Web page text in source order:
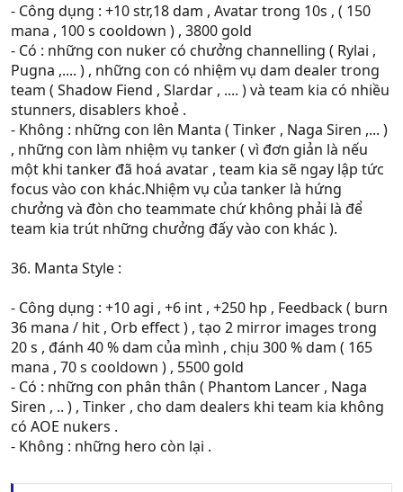
- Công dụng : +10 str,18 dam , Avatar trong 10s , ( 150
mana , 100 s cooldown ) , 3800 gold
- Có : những con nuker có chưởng channelling ( Rylai ,
Pugna ,.... ) , những con có nhiệm vụ dam dealer trong
team ( Shadow Fiend , Slardar , .... ) và team kia có nhiều
stunners, disablers khoẻ .
- Không : những con lên Manta ( Tinker , Naga Siren ,... )
, những con làm nhiệm vụ tanker ( vì đơn giản là nếu
một khi tanker đã hoá avatar , team kia sẽ ngay lập tức
focus vào con khác.Nhiệm vụ của tanker là hứng
chưởng và đòn cho teammate chứ không phải là để
team kia trút những chưởng đấy vào con khác ).
36. Manta Style :
- Công dụng : +10 agi , +6 int , +250 hp , Feedback ( burn
36 mana / hit , Orb effect ) , tạo 2 mirror images trong
20 s , đánh 40 % dam của mình , chịu 300 % dam ( 165
mana , 70 s cooldown ) , 5500 gold
- Có : những con phân thân ( Phantom Lancer , Naga
Siren , .. ) , Tinker , cho dam dealers khi team kia không
có AOE nukers .
- Không : những hero còn lại .